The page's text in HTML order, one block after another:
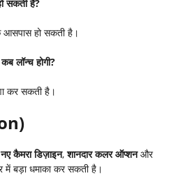
सकती है?
हो सकती है।
कब लॉन्च होगी?
कर सकती है।
नए कैमरा डिज़ाइन,शानदार कलर ऑप्शनऔर
में बड़ा धमाका कर सकती है।